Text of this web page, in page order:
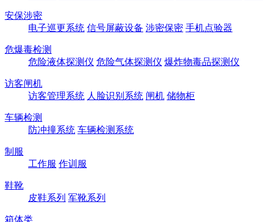
安保涉密
电子巡更系统 信号屏蔽设备 涉密保密 手机点验器
危爆毒检测
危险液体探测仪 危险气体探测仪 爆炸物毒品探测仪
访客闸机
访客管理系统 人脸识别系统 闸机 储物柜
车辆检测
防冲撞系统 车辆检测系统
制服
工作服 作训服
鞋靴
皮鞋系列 军靴系列
箱体类